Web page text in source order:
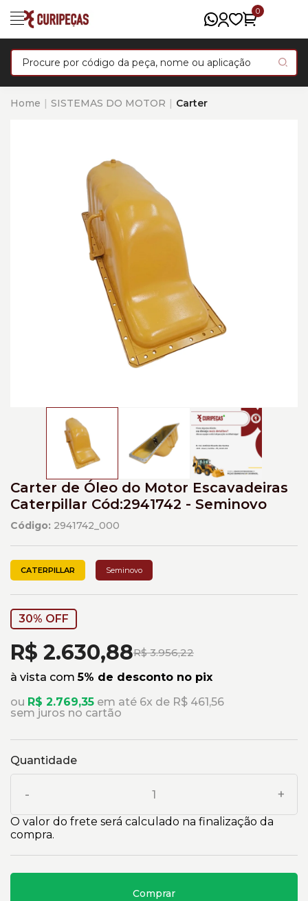
0
Home SISTEMAS DO MOTOR Carter
Carter de Óleo do Motor Escavadeiras
Caterpillar Cód:2941742 - Seminovo
Código: 2941742_000
CATERPILLAR Seminovo
30% OFF
R$ 3.956,22
R$ 2.630,88
à vista com5% de desconto no pix
ou R$ 2.769,35 em até 6x de R$ 461,56
sem juros no cartão
Quantidade
- +
O valor do frete será calculado na finalização da
compra.
Comprar